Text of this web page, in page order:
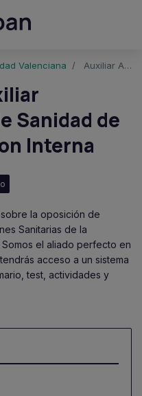
Valenciana Auxiliar Administrativo Instituciones Sanitarias Generalitat Valenciana - Promocion Interna
Sanidad de
Interna
la oposición de
Sanitarias de la
el aliado perfecto en
acceso a un sistema
test, actividades y